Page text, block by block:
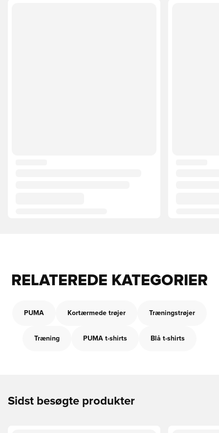
RELATEREDE KATEGORIER
PUMA Kortærmede trøjer Træningstrøjer
Træning PUMA t-shirts Blå t-shirts
Sidst besøgte produkter